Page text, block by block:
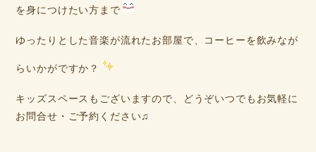
を身につけたい方まで
ゆったりとした音楽が流れたお部屋で、コーヒーを飲みなが
らいかがですか？
キッズスペースもございますので、どうぞいつでもお気軽に
お問合せ・ご予約ください♫